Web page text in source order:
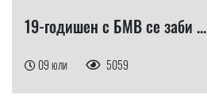
19-годишен с БМВ се заби ...
09 юли 5059